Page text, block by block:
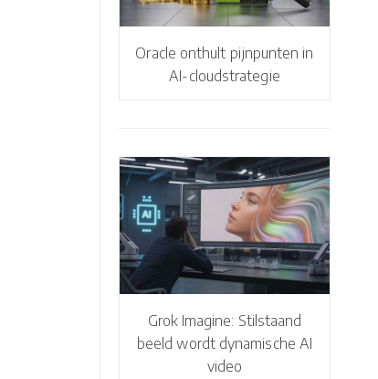
Oracle onthult pijnpunten in
AI-cloudstrategie
Grok Imagine: Stilstaand
beeld wordt dynamische AI
video